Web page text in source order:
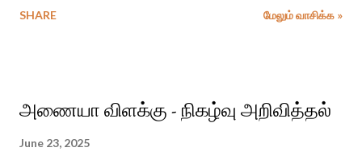
அக்காலத்தில் ஈழத்து வானொலி நேயர்கள் மத்தியில் மிகப் பிரபலமாக
இருந்த இப் பாடல் வெளிவந்த திரைப்படத்தின் பெயர் ‘ஆயிரம் பொய்
SHARE மேலும் வாசிக்க »
அணையா விளக்கு - நிகழ்வு அறிவித்தல்
June 23, 2025